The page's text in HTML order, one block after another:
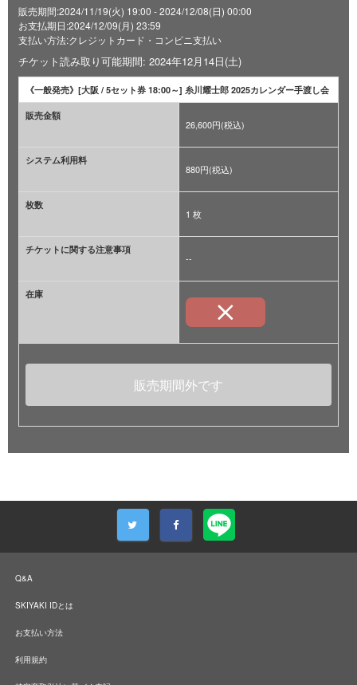
販売期間:2024/11/19(火) 19:00 - 2024/12/08(日) 00:00
お支払期日:2024/12/09(月) 23:59
支払い方法:クレジットカード・コンビニ支払い
チケット読み取り可能期間: 2024年12月14日(土)
《一般発売》[大阪 / 5セット券 18:00～] 糸川耀士郎 2025カレンダー手渡し会
販売金額
26,600円(税込)
システム利用料
880円(税込)
枚数
1 枚
チケットに関する注意事項
--
在庫
販売期間外です
Q&A
SKIYAKI IDとは
お支払い方法
利用規約